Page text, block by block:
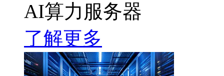
AI算力服务器
了解更多